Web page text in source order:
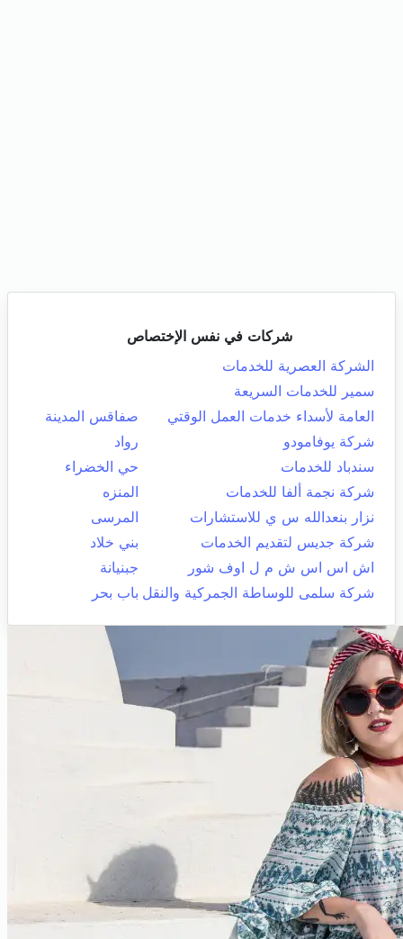
شركات في نفس الإختصاص
الشركة العصرية للخدمات
سمير للخدمات السريعة
العامة لأسداء خدمات العمل الوقتي
صفاقس المدينة
شركة يوفامودو
رواد
سندباد للخدمات
حي الخضراء
شركة نجمة ألفا للخدمات
المنزه
نزار بنعدالله س ي للاستشارات
المرسى
شركة جديس لتقديم الخدمات
بني خلاد
اش اس اس ش م ل اوف شور
جبنيانة
شركة سلمى للوساطة الجمركية والنقل باب بحر